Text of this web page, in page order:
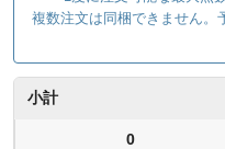
複数注文は同梱できません。
小計
0